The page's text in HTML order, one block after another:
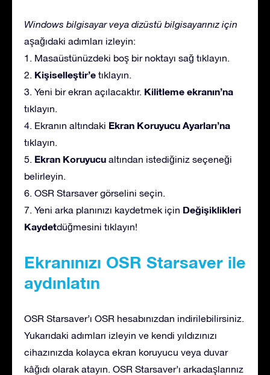
Windows bilgisayar veya dizüstü bilgisayarınız için
aşağıdaki adımları izleyin:
1. Masaüstünüzdeki boş bir noktayı sağ tıklayın.
2. Kişiselleştir’e tıklayın.
3. Yeni bir ekran açılacaktır. Kilitleme ekranın’na
tıklayın.
4. Ekranın altındaki Ekran Koruyucu Ayarları’na
tıklayın.
5. Ekran Koruyucu altından istediğiniz seçeneği
belirleyin.
6. OSR Starsaver görselini seçin.
7. Yeni arka planınızı kaydetmek için Değişiklikleri
Kaydetdüğmesini tıklayın!
Ekranınızı OSR Starsaver ile
aydınlatın
OSR Starsaver’ı OSR hesabınızdan indirilebilirsiniz.
Yukarıdaki adımları izleyin ve kendi yıldızınızı
cihazınızda kolayca ekran koruyucu veya duvar
kâğıdı olarak atayın. OSR Starsaver’ı arkadaşlarınız